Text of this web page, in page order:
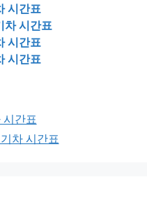
시간표
차 시간표
시간표
시간표
시간표
차 시간표